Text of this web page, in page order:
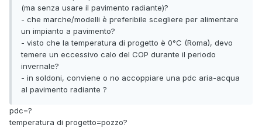
(ma senza usare il pavimento radiante)?
- che marche/modelli è preferibile scegliere per alimentare
un impianto a pavimento?
- visto che la temperatura di progetto è 0°C (Roma), devo
temere un eccessivo calo del COP durante il periodo
invernale?
- in soldoni, conviene o no accoppiare una pdc aria-acqua
al pavimento radiante ?
pdc=?
temperatura di progetto=pozzo?